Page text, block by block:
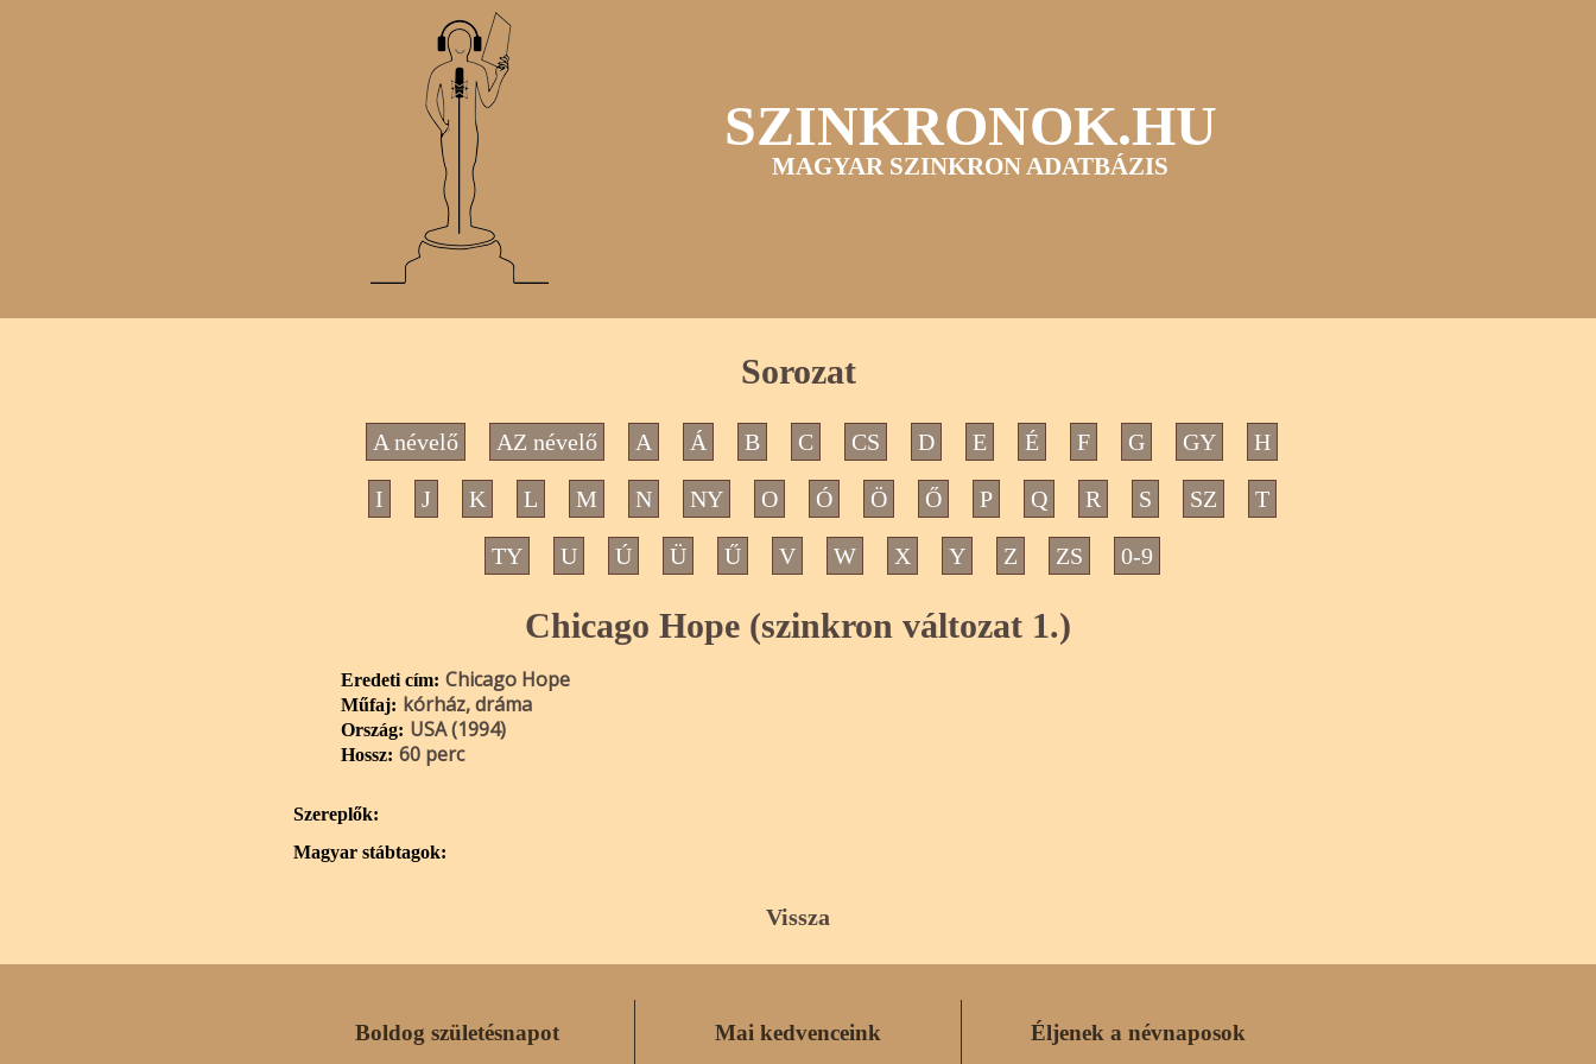
SZINKRONOK.HU
MAGYAR SZINKRON ADATBÁZIS
Sorozat
A névelő AZ névelő A Á B C CS D E É F G GY H
I J K L M N NY O Ó Ö Ő P Q R S SZ T
TY U Ú Ü Ű V W X Y Z ZS 0-9
Chicago Hope (szinkron változat 1.)
Eredeti cím: Chicago Hope
Műfaj: kórház, dráma
Ország: USA (1994)
Hossz: 60 perc
Szereplők:
Magyar stábtagok:
Vissza
Boldog születésnapot Mai kedvenceink Éljenek a névnaposok